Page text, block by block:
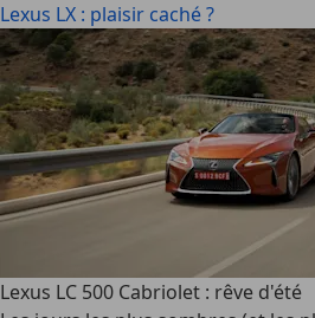
Lexus LX : plaisir caché ?
Lexus LC 500 Cabriolet : rêve d'été